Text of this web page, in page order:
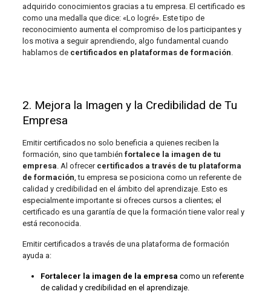
adquirido conocimientos gracias a tu empresa. El certificado es
como una medalla que dice: «Lo logré». Este tipo de
reconocimiento aumenta el compromiso de los participantes y
los motiva a seguir aprendiendo, algo fundamental cuando
hablamos de certificados en plataformas de formación.
2. Mejora la Imagen y la Credibilidad de Tu
Empresa
Emitir certificados no solo beneficia a quienes reciben la
formación, sino que también fortalece la imagen de tu
empresa. Al ofrecer certificados a través de tu plataforma
de formación, tu empresa se posiciona como un referente de
calidad y credibilidad en el ámbito del aprendizaje. Esto es
especialmente importante si ofreces cursos a clientes; el
certificado es una garantía de que la formación tiene valor real y
está reconocida.
Emitir certificados a través de una plataforma de formación
ayuda a:
Fortalecer la imagen de la empresa como un referente
de calidad y credibilidad en el aprendizaje.